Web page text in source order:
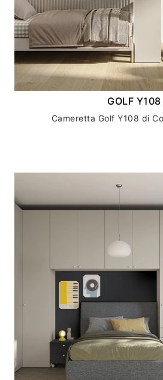
GOLF Y108
Cameretta Golf Y108 di